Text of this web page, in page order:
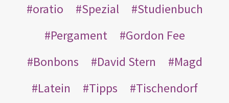
oratio
Spezial
Studienbuch
Pergament
Gordon Fee
Bonbons
David Stern
Magd
Latein
Tipps
Tischendorf